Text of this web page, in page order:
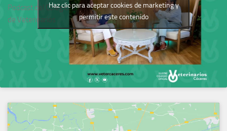
Podcast del Colegio
de Veterinarios
Haz clic para aceptar cookies de marketing y
permitir este contenido